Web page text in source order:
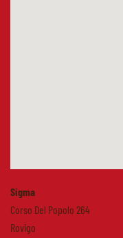
Sigma
Corso Del Popolo 264
Rovigo